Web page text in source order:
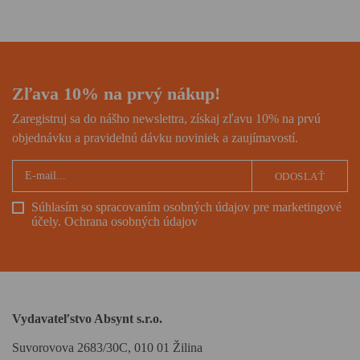
Zľava 10% na prvý nákup!
Zaregistruj sa do nášho newslettra, získaj zľavu 10% na prvú
objednávku a pravidelnú dávku noviniek a zaujímavostí.
Súhlasím so spracovaním osobných údajov pre marketingové
účely. Ochrana osobných údajov
ODOSLAŤ
Vydavateľstvo Absynt s.r.o.
Suvorovova 2683/30C, 010 01 Žilina